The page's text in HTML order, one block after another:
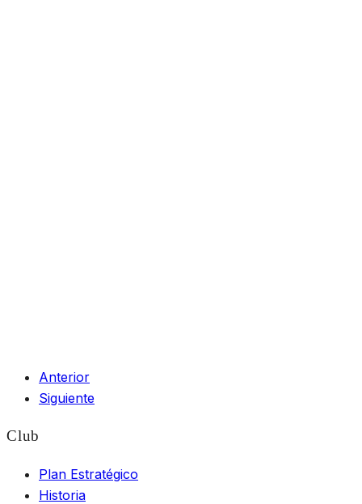
Anterior
Siguiente
Club
Plan Estratégico
Historia